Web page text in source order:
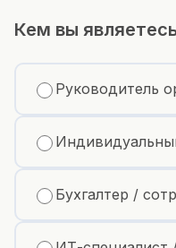
Кем вы
Руководитель
Бухгалтер /